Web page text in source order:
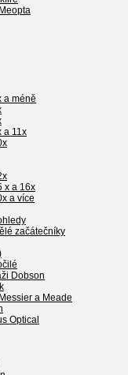
a méně
a 11x
x a 16x
a více
začátečníky
Dobson
a Meade
Optical